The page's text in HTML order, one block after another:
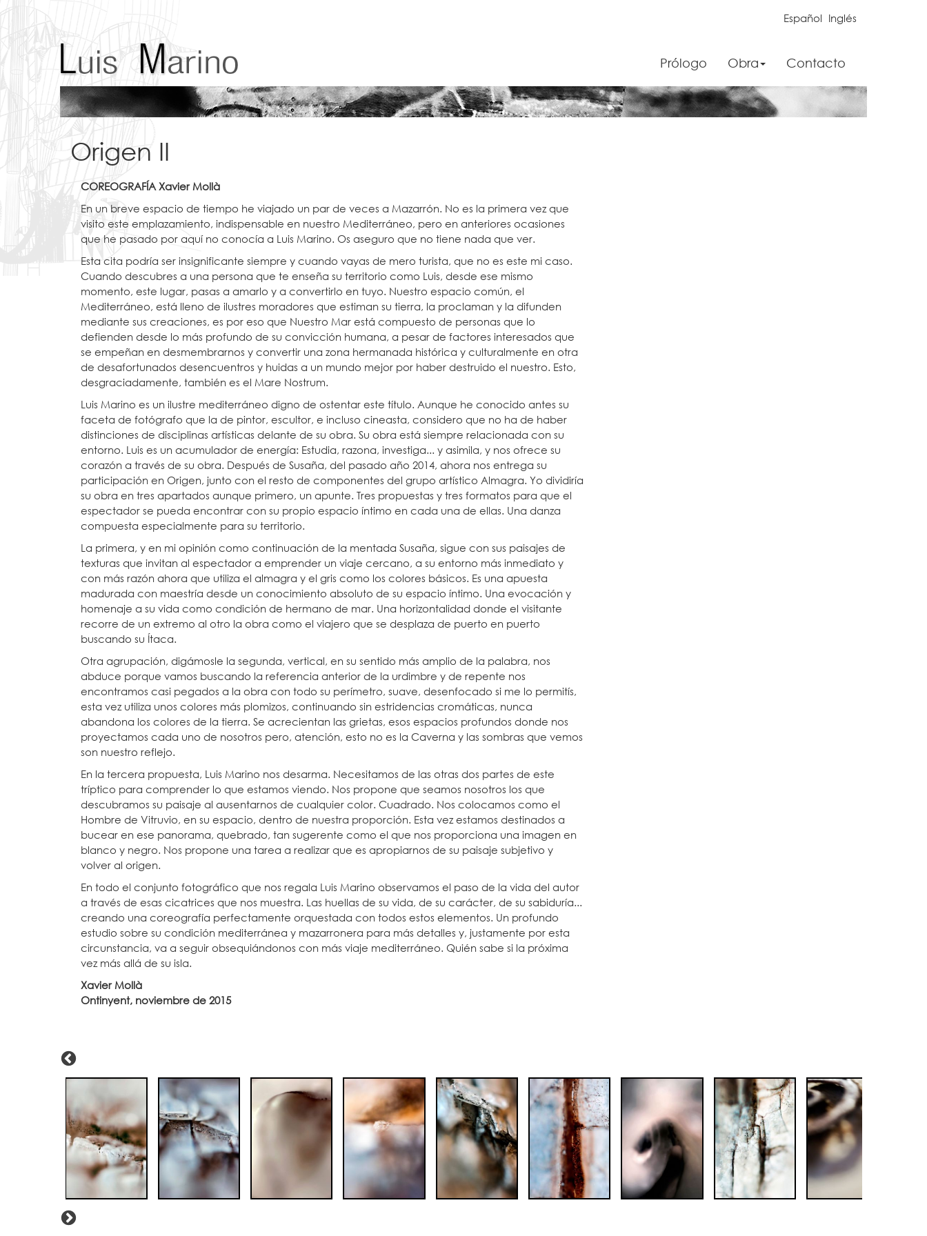
Español Inglés
Prólogo Obra Contacto
Origen II
COREOGRAFÍA Xavier Mollà
En un breve espacio de tiempo he viajado un par de veces a Mazarrón. No es la primera vez que
visito este emplazamiento, indispensable en nuestro Mediterráneo, pero en anteriores ocasiones
que he pasado por aquí no conocía a Luis Marino. Os aseguro que no tiene nada que ver.
Esta cita podría ser insignificante siempre y cuando vayas de mero turista, que no es este mi caso.
Cuando descubres a una persona que te enseña su territorio como Luis, desde ese mismo
momento, este lugar, pasas a amarlo y a convertirlo en tuyo. Nuestro espacio común, el
Mediterráneo, está lleno de ilustres moradores que estiman su tierra, la proclaman y la difunden
mediante sus creaciones, es por eso que Nuestro Mar está compuesto de personas que lo
defienden desde lo más profundo de su convicción humana, a pesar de factores interesados que
se empeñan en desmembrarnos y convertir una zona hermanada histórica y culturalmente en otra
de desafortunados desencuentros y huidas a un mundo mejor por haber destruido el nuestro. Esto,
desgraciadamente, también es el Mare Nostrum.
Luis Marino es un ilustre mediterráneo digno de ostentar este título. Aunque he conocido antes su
faceta de fotógrafo que la de pintor, escultor, e incluso cineasta, considero que no ha de haber
distinciones de disciplinas artísticas delante de su obra. Su obra está siempre relacionada con su
entorno. Luis es un acumulador de energía: Estudia, razona, investiga... y asimila, y nos ofrece su
corazón a través de su obra. Después de Susaña, del pasado año 2014, ahora nos entrega su
participación en Origen, junto con el resto de componentes del grupo artístico Almagra. Yo dividiría
su obra en tres apartados aunque primero, un apunte. Tres propuestas y tres formatos para que el
espectador se pueda encontrar con su propio espacio íntimo en cada una de ellas. Una danza
compuesta especialmente para su territorio.
La primera, y en mi opinión como continuación de la mentada Susaña, sigue con sus paisajes de
texturas que invitan al espectador a emprender un viaje cercano, a su entorno más inmediato y
con más razón ahora que utiliza el almagra y el gris como los colores básicos. Es una apuesta
madurada con maestría desde un conocimiento absoluto de su espacio íntimo. Una evocación y
homenaje a su vida como condición de hermano de mar. Una horizontalidad donde el visitante
recorre de un extremo al otro la obra como el viajero que se desplaza de puerto en puerto
buscando su Ítaca.
Otra agrupación, digámosle la segunda, vertical, en su sentido más amplio de la palabra, nos
abduce porque vamos buscando la referencia anterior de la urdimbre y de repente nos
encontramos casi pegados a la obra con todo su perímetro, suave, desenfocado si me lo permitís,
esta vez utiliza unos colores más plomizos, continuando sin estridencias cromáticas, nunca
abandona los colores de la tierra. Se acrecientan las grietas, esos espacios profundos donde nos
proyectamos cada uno de nosotros pero, atención, esto no es la Caverna y las sombras que vemos
son nuestro reflejo.
En la tercera propuesta, Luis Marino nos desarma. Necesitamos de las otras dos partes de este
tríptico para comprender lo que estamos viendo. Nos propone que seamos nosotros los que
descubramos su paisaje al ausentarnos de cualquier color. Cuadrado. Nos colocamos como el
Hombre de Vitruvio, en su espacio, dentro de nuestra proporción. Esta vez estamos destinados a
bucear en ese panorama, quebrado, tan sugerente como el que nos proporciona una imagen en
blanco y negro. Nos propone una tarea a realizar que es apropiarnos de su paisaje subjetivo y
volver al origen.
En todo el conjunto fotográfico que nos regala Luis Marino observamos el paso de la vida del autor
a través de esas cicatrices que nos muestra. Las huellas de su vida, de su carácter, de su sabiduría...
creando una coreografía perfectamente orquestada con todos estos elementos. Un profundo
estudio sobre su condición mediterránea y mazarronera para más detalles y, justamente por esta
circunstancia, va a seguir obsequiándonos con más viaje mediterráneo. Quién sabe si la próxima
vez más allá de su isla.
Xavier Mollà
Ontinyent, noviembre de 2015